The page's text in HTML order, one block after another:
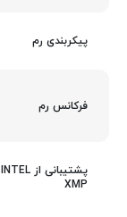
پیکربندی رم
فرکانس رم
پشتیبانی از INTEL
XMP